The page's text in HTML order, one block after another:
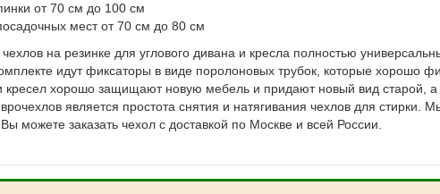
от 70 см до 100 см
мест от 70 см до 80 см
на резинке для углового дивана и кресла полностью
идут фиксаторы в виде поролоновых трубок, которые хорошо
кресел хорошо защищают новую мебель и придают новый вид
является простота снятия и натягивания чехлов для стирки.
можете заказать чехол с доставкой по Москве и всей России.